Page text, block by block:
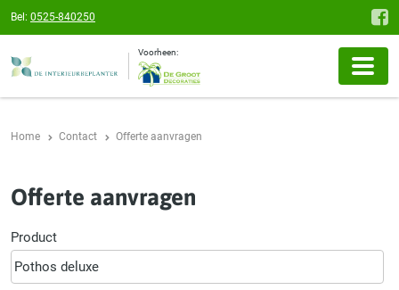
Bel: 0525-840250
Voorheen:
Home Contact Offerte aanvragen
Offerte aanvragen
Product